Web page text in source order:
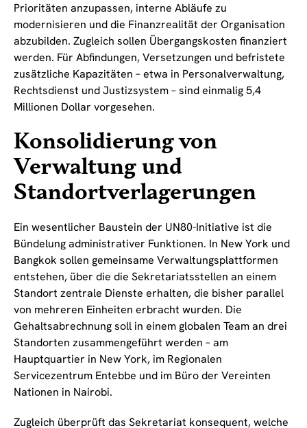
Prioritäten anzupassen, interne Abläufe zu
modernisieren und die Finanzrealität der Organisation
abzubilden. Zugleich sollen Übergangskosten finanziert
werden. Für Abfindungen, Versetzungen und befristete
zusätzliche Kapazitäten – etwa in Personalverwaltung,
Rechtsdienst und Justizsystem – sind einmalig 5,4
Millionen Dollar vorgesehen.
Konsolidierung von
Verwaltung und
Standortverlagerungen
Ein wesentlicher Baustein der UN80-Initiative ist die
Bündelung administrativer Funktionen. In New York und
Bangkok sollen gemeinsame Verwaltungsplattformen
entstehen, über die die Sekretariatsstellen an einem
Standort zentrale Dienste erhalten, die bisher parallel
von mehreren Einheiten erbracht wurden. Die
Gehaltsabrechnung soll in einem globalen Team an drei
Standorten zusammengeführt werden – am
Hauptquartier in New York, im Regionalen
Servicezentrum Entebbe und im Büro der Vereinten
Nationen in Nairobi.
Zugleich überprüft das Sekretariat konsequent, welche